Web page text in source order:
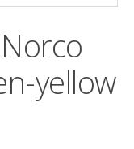
yellow